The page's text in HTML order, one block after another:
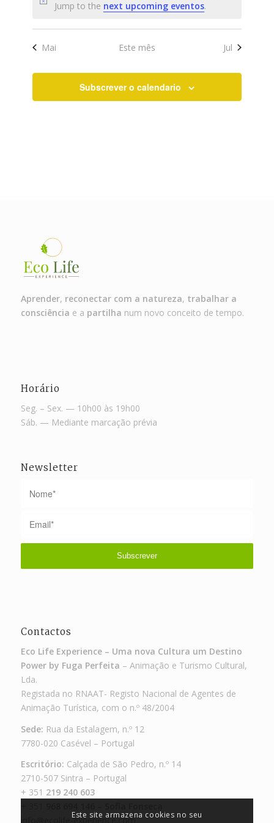
Jump to the next upcoming eventos.
Mai Este mês Jul
Subscrever o calendario
Aprender, reconectar com a natureza, trabalhar a
consciência e a partilha num novo conceito de tempo.
Horário
Seg. – Sex. — 10h00 às 19h00
Sáb. — Mediante marcação prévia
Newsletter
Contactos
Eco Life Experience – Uma nova Cultura um Destino
Power by Fuga Perfeita – Animação e Turismo Cultural,
Lda.
Registada no RNAAT- Registo Nacional de Agentes de
Animação Turística, com o n.º 48/2004
Sede: Rua da Estalagem, n.º 12
7780-020 Casével – Portugal
Escritório: Calçada de São Pedro, n.º 14
2710-507 Sintra – Portugal
+ 351 219 240 603
info@ecolife-experience.com
Este site armazena cookies no seu